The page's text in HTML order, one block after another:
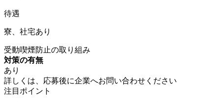
待遇
寮、社宅あり
受動喫煙防止の取り組み
対策の有無
あり
詳しくは、応募後に企業へお問い合わせください
注目ポイント